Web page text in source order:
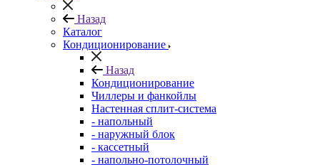
Назад
Каталог
Кондиционирование
Назад
Кондиционирование
Чиллеры и фанкойлы
Настенная сплит-система
- напольный
- наружный блок
- кассетный
- напольно-потолочный